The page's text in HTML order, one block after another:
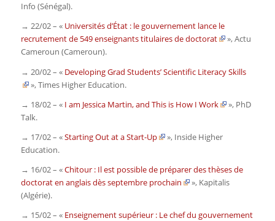
Info (Sénégal).
→ 22/02 – « Universités d’État : le gouvernement lance le
recrutement de 549 enseignants titulaires de doctorat
»,Actu
Cameroun (Cameroun).
→ 20/02 – « Developing Grad Students’ Scientific Literacy Skills
»,Times Higher Education.
→ 18/02 – « I am Jessica Martin, and This is How I Work », PhD
Talk.
→ 17/02 – «Starting Out at a Start-Up », Inside Higher
Education.
→ 16/02 – «Chitour : Il est possible de préparer des thèses de
doctorat en anglais dès septembre prochain
», Kapitalis
(Algérie).
→ 15/02 – « Enseignement supérieur : Le chef du gouvernement